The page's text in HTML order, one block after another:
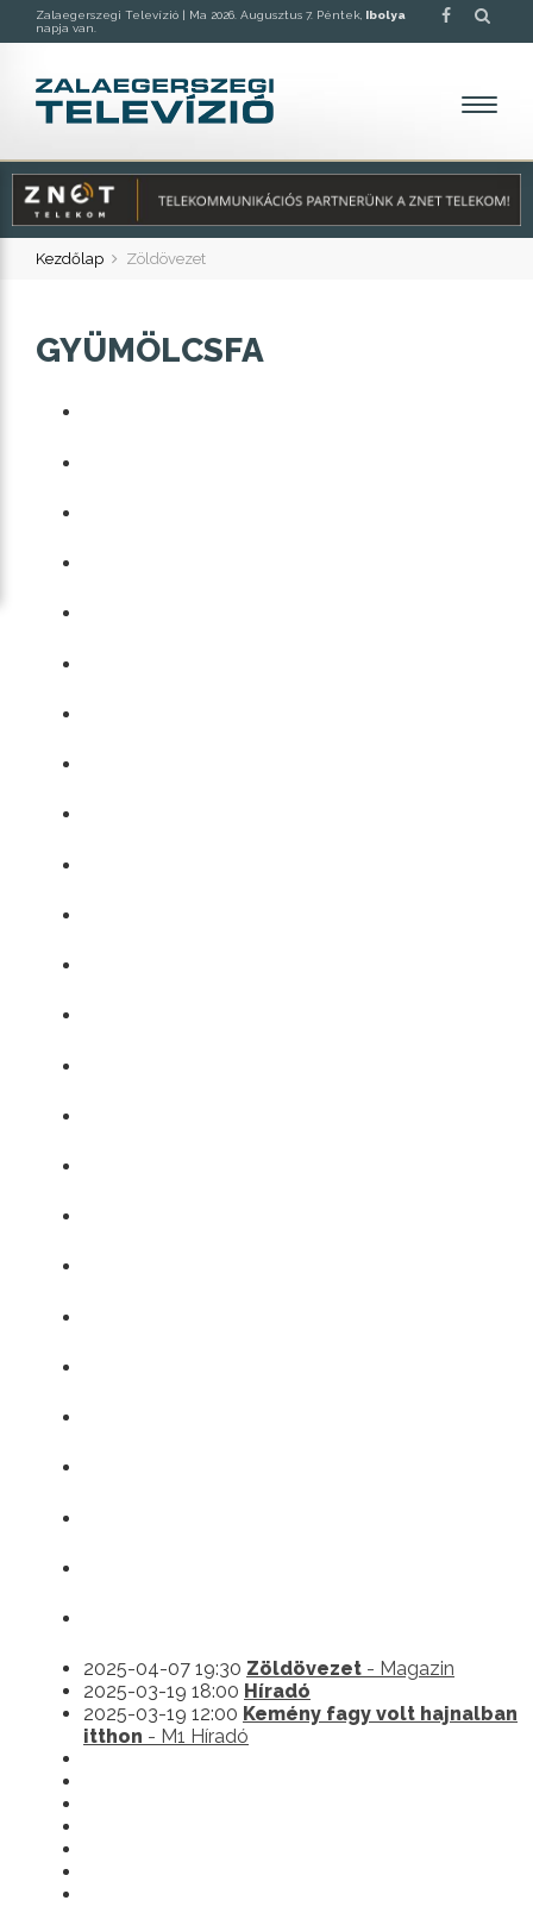
Zalaegerszegi Televízió | Ma 2026. Augusztus 7. Péntek, Ibolya
napja van.
Kezdőlap Zöldövezet
GYÜMÖLCSFA
2025-04-07 19:30 Zöldövezet - Magazin
2025-03-19 18:00 Híradó
2025-03-19 12:00 Kemény fagy volt hajnalban
itthon - M1 Híradó